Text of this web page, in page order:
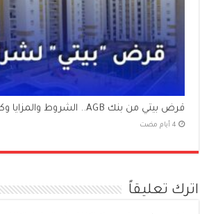
قرض بيتي من بنك AGB.. الشروط والمزايا وكيفية الاستفادة
اترك تعليقاً